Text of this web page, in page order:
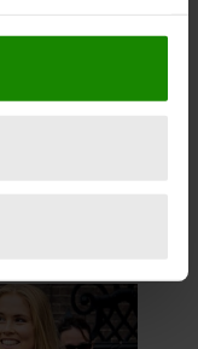
geografische
kan zijn
(fingerprinting)
te